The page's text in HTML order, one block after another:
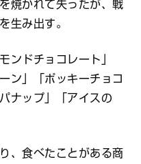
焼かれて失ったが、戦
生み出す。
ンドチョコレート」
ン」「ポッキーチョコ
ナップ」「アイスの
、食べたことがある商